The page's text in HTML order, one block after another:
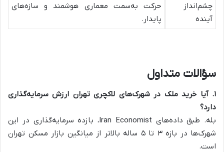
چشم‌انداز
آینده
حرکت به‌سمت معماری هوشمند و سازه‌های
پایدار.
سؤالات متداول
۱.آیا خرید ملک در شهرک‌های لاکچری تهران ارزش سرمایه‌گذاری
دارد؟
بله. طبق داده‌های Iran Economist، بازده سرمایه‌گذاری در این
شهرک‌ها در بازه ۳ تا ۵ ساله بالاتر از میانگین بازار مسکن تهران
است.